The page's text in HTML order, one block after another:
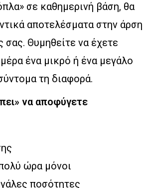
σε καθημερινή βάση, θα
αποτελέσματα στην άρση
σας. Θυμηθείτε να έχετε
ένα μικρό ή ένα μεγάλο
τη διαφορά.
να αποφύγετε
ώρα μόνοι
ποσότητες